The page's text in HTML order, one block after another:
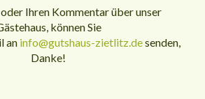
Ihren Kommentar über unser
können Sie
an info@gutshaus-zietlitz.desenden,
Danke!